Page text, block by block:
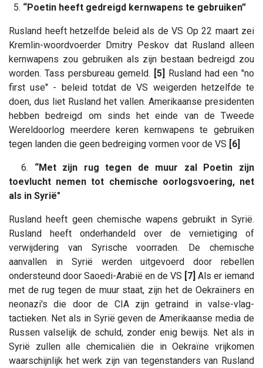
5. “Poetin heeft gedreigd kernwapens te gebruiken”
Rusland heeft hetzelfde beleid als de VS Op 22 maart zei
Kremlin-woordvoerder Dmitry Peskov dat Rusland alleen
kernwapens zou gebruiken als zijn bestaan ​​bedreigd zou
worden. Tass persbureau gemeld. [5] Rusland had een "no
first use" - beleid totdat de VS weigerden hetzelfde te
doen, dus liet Rusland het vallen. Amerikaanse presidenten
hebben bedreigd om sinds het einde van de Tweede
Wereldoorlog meerdere keren kernwapens te gebruiken
tegen landen die geen bedreiging vormen voor de VS [6]
6. “Met zijn rug tegen de muur zal Poetin zijn
toevlucht nemen tot chemische oorlogsvoering, net
als in Syrië"
Rusland heeft geen chemische wapens gebruikt in Syrië.
Rusland heeft onderhandeld over de vernietiging of
verwijdering van Syrische voorraden. De chemische
aanvallen in Syrië werden uitgevoerd door rebellen
ondersteund door Saoedi-Arabië en de VS [7] Als er iemand
met de rug tegen de muur staat, zijn het de Oekraïners en
neonazi's die door de CIA zijn getraind in valse-vlag-
tactieken. Net als in Syrië geven de Amerikaanse media de
Russen valselijk de schuld, zonder enig bewijs. Net als in
Syrië zullen alle chemicaliën die in Oekraïne vrijkomen
waarschijnlijk het werk zijn van tegenstanders van Rusland